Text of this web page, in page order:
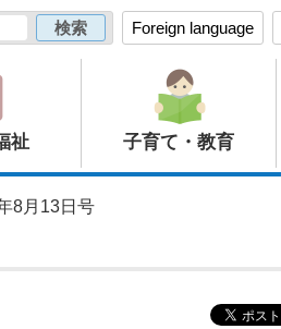
Foreign language
祉 子育て・教育
8月13日号